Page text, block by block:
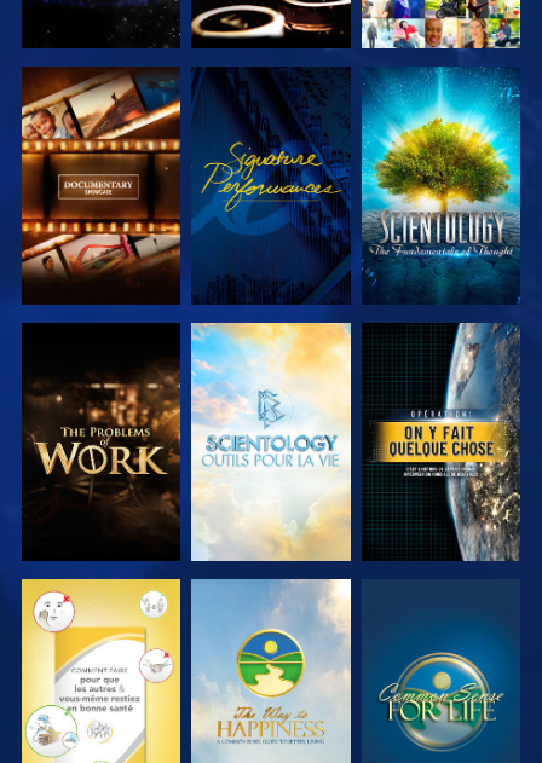
DÉCOUVRIR
LES SÉRIES
REGARDER
DÉCOUVRIR
LES SÉRIES
DÉCOUVRIR
LES SÉRIES
DÉCOUVRIR
LES SÉRIES
REGARDER
REGARDER REGARDER REGARDER